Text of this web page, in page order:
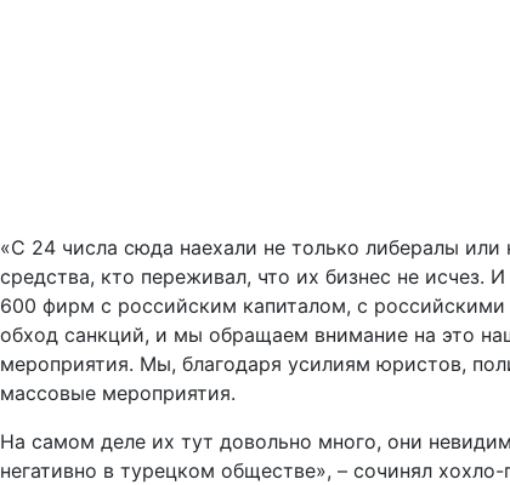
«С 24 числа сюда наехали не только либералы
средства, кто переживал, что их бизнес не
600 фирм с российским капиталом, с
обход санкций, и мы обращаем внимание на это
мероприятия. Мы, благодаря усилиям юристов,
массовые мероприятия.
На самом деле их тут довольно много, они
негативно в турецком обществе», – сочинял хохло-